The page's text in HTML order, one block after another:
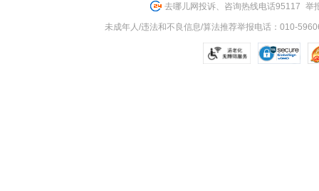
去哪儿网投诉、咨询热线电话95117 举
未成年人/违法和不良信息/算法推荐举报电话：010-